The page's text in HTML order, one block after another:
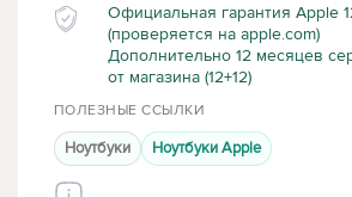
Официальная гарантия Apple
(проверяется на apple.com)
Дополнительно 12 месяцев
от магазина (12+12)
ПОЛЕЗНЫЕ ССЫЛКИ
Ноутбуки Ноутбуки Apple